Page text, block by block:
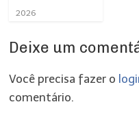
2026
Deixe um
Você precisa fazer o
comentário.